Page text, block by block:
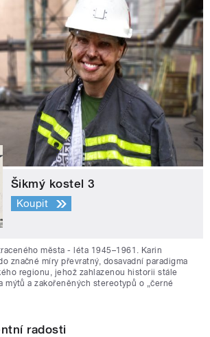
Šikmý kostel 3
Koupit
města - léta 1945–1961. Karin
značné míry převratný, dosavadní paradigma
regionu, jehož zahlazenou historii stále
mýtů a zakořeněných stereotypů o „černé
radosti